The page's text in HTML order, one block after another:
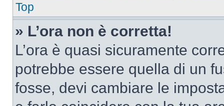
Top
» L’ora non è corretta!
L’ora è quasi sicuramente
potrebbe essere quella di un
fosse, devi cambiare le